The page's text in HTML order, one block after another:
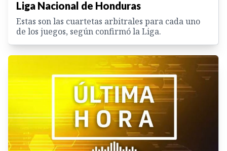
Liga Nacional de Honduras
Estas son las cuartetas arbitrales para cada uno
de los juegos, según confirmó la Liga.